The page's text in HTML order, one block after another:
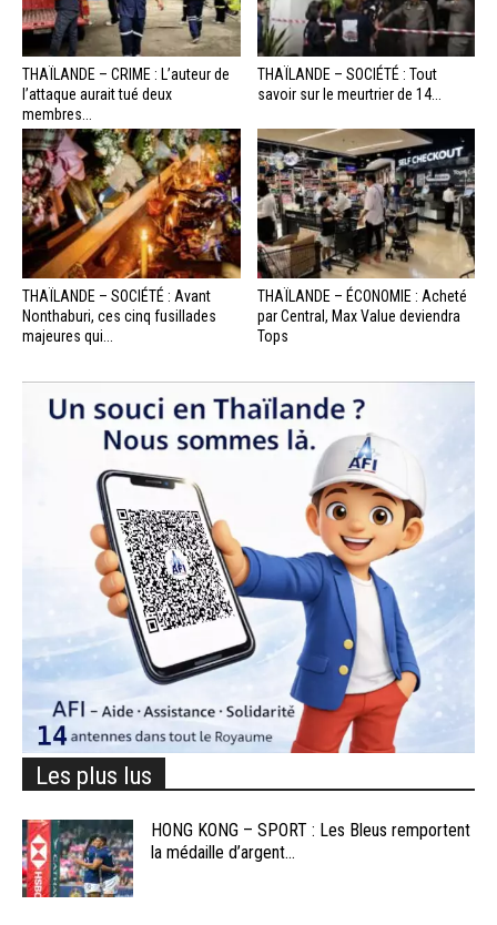
THAÏLANDE – CRIME : L’auteur de
l’attaque aurait tué deux
membres...
THAÏLANDE – SOCIÉTÉ : Tout
savoir sur le meurtrier de 14...
THAÏLANDE – SOCIÉTÉ : Avant
Nonthaburi, ces cinq fusillades
majeures qui...
THAÏLANDE – ÉCONOMIE : Acheté
par Central, Max Value deviendra
Tops
Les plus lus
HONG KONG – SPORT : Les Bleus remportent
la médaille d’argent...